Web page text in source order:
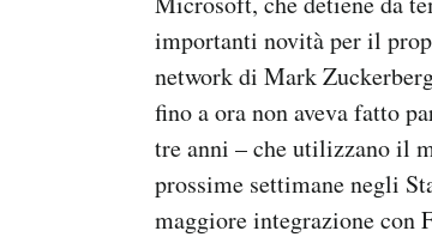
importanti novità per il
network di Mark
fino a ora non aveva fatto
tre anni – che utilizzano il
prossime settimane negli
maggiore integrazione con